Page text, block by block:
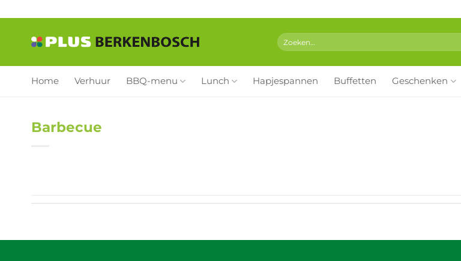
naar
Zoeken
naar:
Home Verhuur BBQ-menu Lunch Hapjespannen Buffetten Geschenken
Barbecue